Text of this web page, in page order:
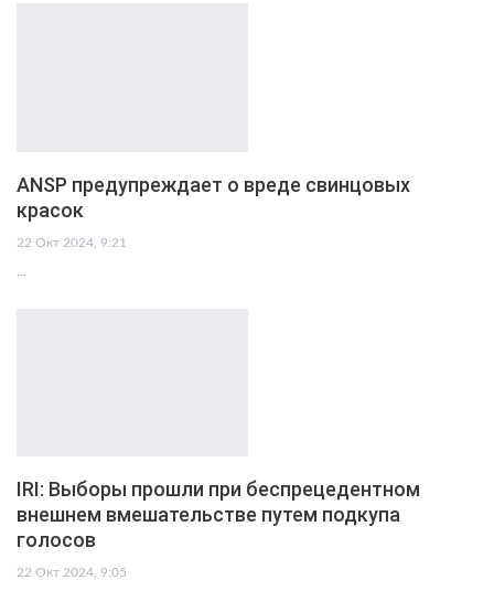
ANSP предупреждает о вреде свинцовых
красок
22 Окт 2024, 9:21
IRI: Выборы прошли при беспрецедентном
внешнем вмешательстве путем подкупа
голосов
22 Окт 2024, 9:05